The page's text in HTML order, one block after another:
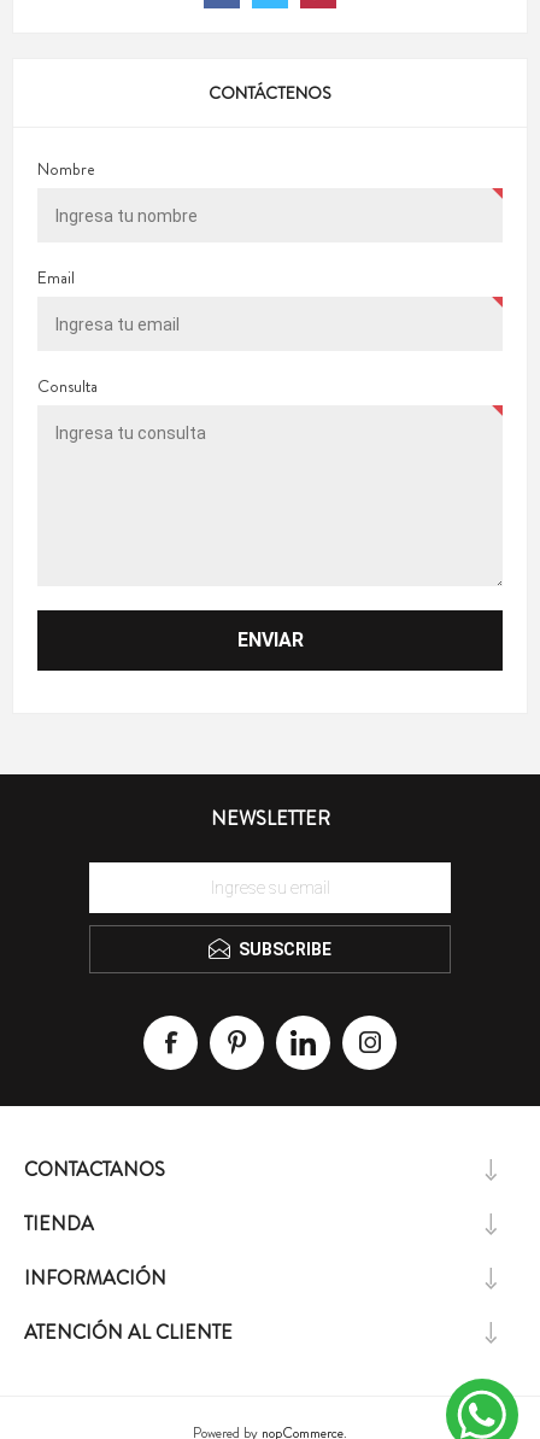
CONTÁCTENOS
Nombre
Email
Consulta
NEWSLETTER
SUBSCRIBE
CONTACTANOS
TIENDA
INFORMACIÓN
ATENCIÓN AL CLIENTE
Powered by nopCommerce.